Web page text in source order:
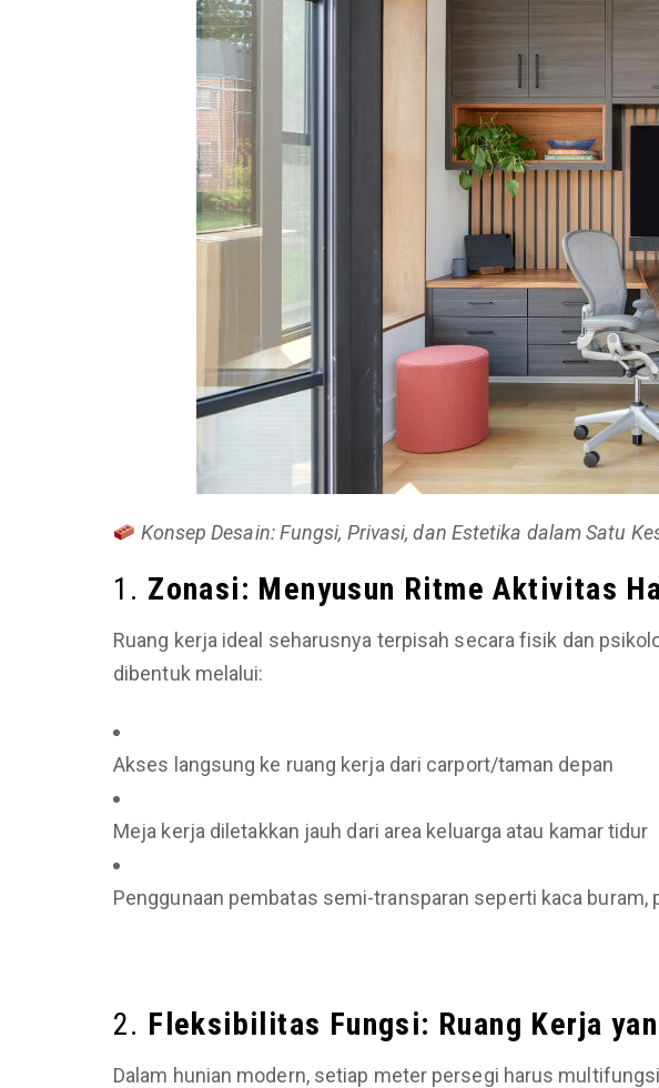
Konsep Desain: Fungsi, Privasi, dan Estetika dalam Satu
1. Zonasi: Menyusun Ritme Aktivitas
Ruang kerja ideal seharusnya terpisah secara fisik dan
dibentuk melalui:
Akses langsung ke ruang kerja dari carport/taman depan
Meja kerja diletakkan jauh dari area keluarga atau kamar tidur
Penggunaan pembatas semi-transparan seperti kaca buram,
2. Fleksibilitas Fungsi: Ruang Kerja
Dalam hunian modern, setiap meter persegi harus